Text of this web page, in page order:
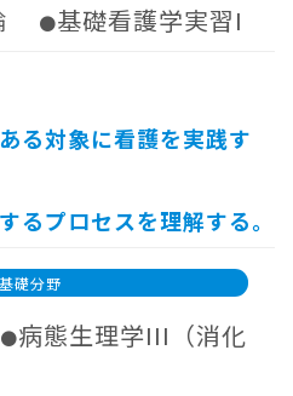
●基礎看護学実習I
る対象に看護を実践す
るプロセスを理解する。
礎分野
●病態生理学III（消化